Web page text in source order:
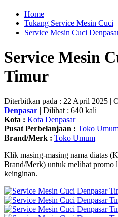
Home
Tukang Service Mesin Cuci
Service Mesin Cuci
Service Mesin
Timur
Diterbitkan pada : 22 April 2025 |
Denpasar | Dilihat : 640 kali
Kota : Kota Denpasar
Pusat Perbelanjaan : Toko
Brand/Merk : Toko Umum
Klik masing-masing nama diatas
Brand/Merk) untuk melihat promo
keinginan.